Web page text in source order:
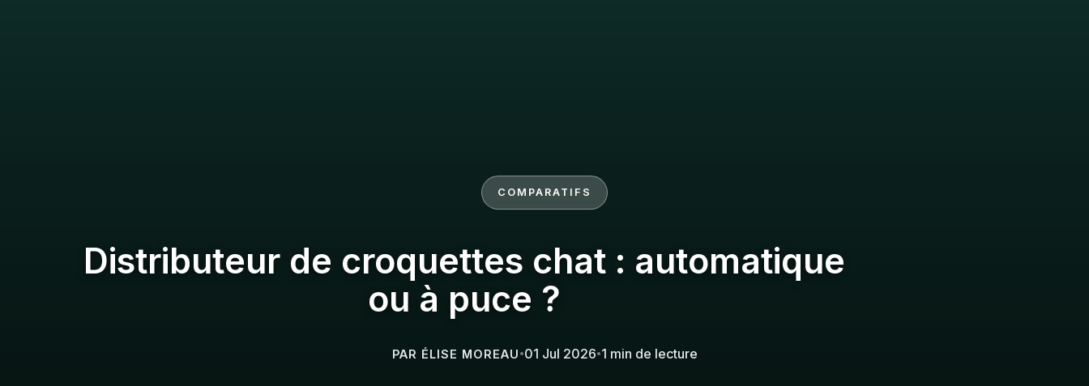
COMPARATIFS
Distributeur de croquettes chat : automatique
ou à puce ?
PAR ÉLISE MOREAU •01 Jul 2026•1 min de lecture